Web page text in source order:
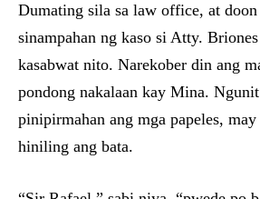
Dumating sila sa law office, at
sinampahan ng kaso si Atty.
kasabwat nito. Narekober din ang
pondong nakalaan kay Mina.
pinipirmahan ang mga papeles,
hiniling ang bata.